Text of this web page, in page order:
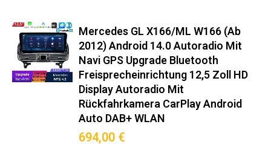
360° Kamera-Support (Max. 4 Kameras)
OBD2-Diagnose mit Echtzeit-Fahrzeugdaten
Sprachsteuerung via Google Assistant/Siri
Hintergrundprozess-Management für stabile Navigation
Perfekte Lösung für:
Nachrüstung veralteter Fabrikradios
Mercedes GL X166/ML W166 (Ab
2012) Android 14.0 Autoradio Mit
Navi GPS Upgrade Bluetooth
Freisprecheinrichtung 12,5 Zoll HD
Display Autoradio Mit
Rückfahrkamera CarPlay Android
Auto DAB+ WLAN
694,00 €